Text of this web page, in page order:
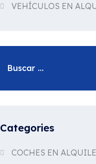
VEHÍCULOS EN
Categories
COCHES EN